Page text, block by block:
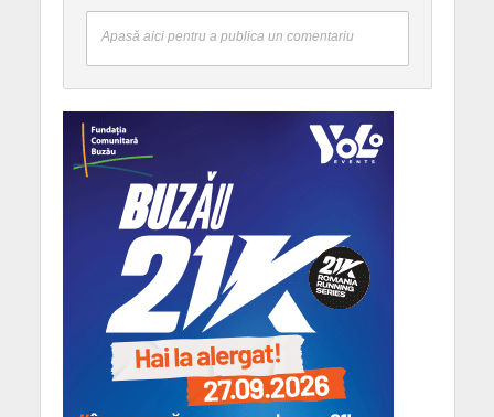
Apasă aici pentru a publica un comentariu